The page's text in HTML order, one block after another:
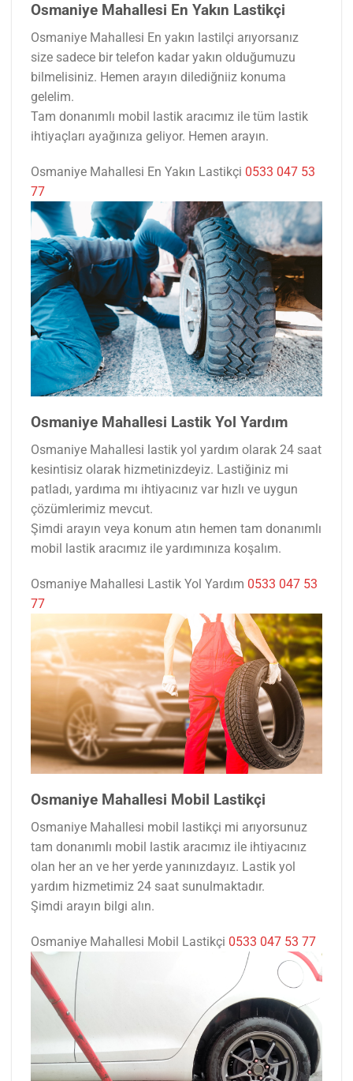
Osmaniye Mahallesi En Yakın Lastikçi
Osmaniye Mahallesi En yakın lastilçi arıyorsanız
size sadece bir telefon kadar yakın olduğumuzu
bilmelisiniz. Hemen arayın dilediğniiz konuma
gelelim.
Tam donanımlı mobil lastik aracımız ile tüm lastik
ihtiyaçları ayağınıza geliyor. Hemen arayın.
Osmaniye Mahallesi En Yakın Lastikçi 0533 047 53
77
Osmaniye Mahallesi Lastik Yol Yardım
Osmaniye Mahallesi lastik yol yardım olarak 24 saat
kesintisiz olarak hizmetinizdeyiz. Lastiğiniz mi
patladı, yardıma mı ihtiyacınız var hızlı ve uygun
çözümlerimiz mevcut.
Şimdi arayın veya konum atın hemen tam donanımlı
mobil lastik aracımız ile yardımınıza koşalım.
Osmaniye Mahallesi Lastik Yol Yardım 0533 047 53
77
Osmaniye Mahallesi Mobil Lastikçi
Osmaniye Mahallesi mobil lastikçi mi arıyorsunuz
tam donanımlı mobil lastik aracımız ile ihtiyacınız
olan her an ve her yerde yanınızdayız. Lastik yol
yardım hizmetimiz 24 saat sunulmaktadır.
Şimdi arayın bilgi alın.
Osmaniye Mahallesi Mobil Lastikçi 0533 047 53 77